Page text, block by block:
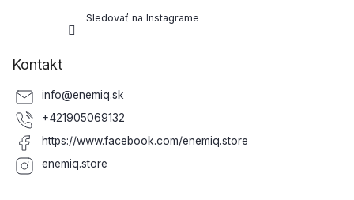
Sledovať na Instagrame
Kontakt
info@enemiq.sk
+421905069132
https://www.facebook.com/enemiq.store
enemiq.store